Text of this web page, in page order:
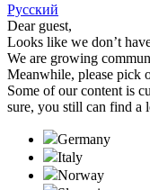
Русский
Dear guest,
Looks like we don’t
We are growing
Meanwhile, please pick
Some of our content is
sure, you still can find a
Germany
Italy
Norway